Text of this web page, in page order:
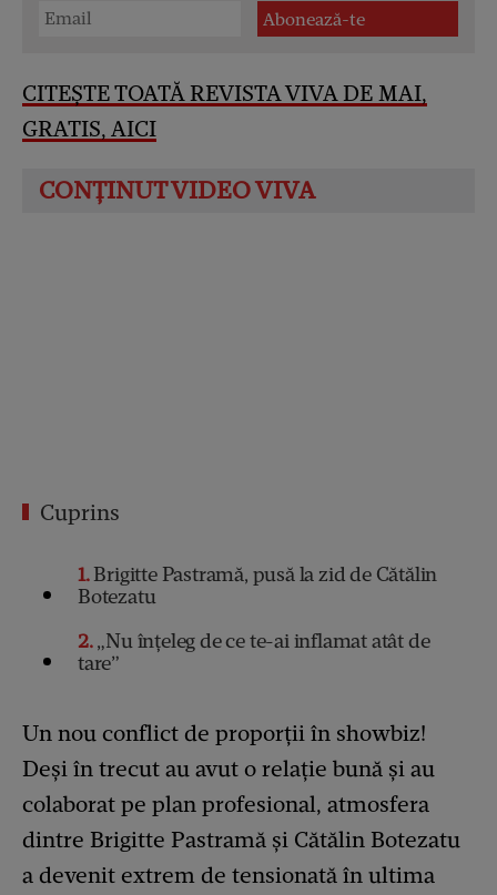
CITEȘTE TOATĂ REVISTA VIVA DE MAI,
GRATIS, AICI
Cuprins
1Brigitte Pastramă, pusă la zid de Cătălin
Botezatu
2„Nu înțeleg de ce te-ai inflamat atât de
tare”
Un nou conflict de proporții în showbiz!
Deși în trecut au avut o relație bună și au
colaborat pe plan profesional, atmosfera
dintre Brigitte Pastramă și Cătălin Botezatu
a devenit extrem de tensionată în ultima